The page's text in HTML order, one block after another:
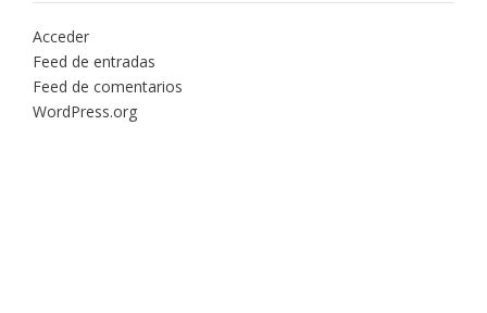
Acceder
Feed de entradas
Feed de comentarios
WordPress.org